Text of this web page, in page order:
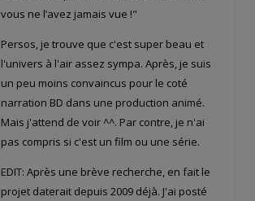
vous ne l’avez jamais vue !"
Persos, je trouve que c'est super beau et
l'univers à l'air assez sympa. Après, je suis
un peu moins convaincus pour le coté
narration BD dans une production animé.
Mais j'attend de voir ^^. Par contre, je n'ai
pas compris si c'est un film ou une série.
EDIT: Après une brève recherche, en fait le
projet daterait depuis 2009 déjà. J'ai posté